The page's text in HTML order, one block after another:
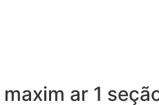
maxim ar 1